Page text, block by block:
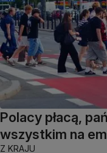
Polacy płacą,
wszystkim na
Z KRAJU